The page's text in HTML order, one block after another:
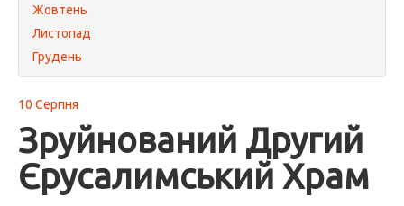
Жовтень
Листопад
Грудень
10 Серпня
Зруйнований Другий
Єрусалимський Храм